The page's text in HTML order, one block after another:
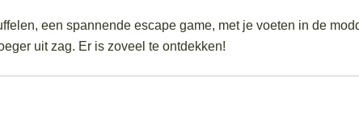
een spannende escape game, met je voeten in de
uit zag. Er is zoveel te ontdekken!